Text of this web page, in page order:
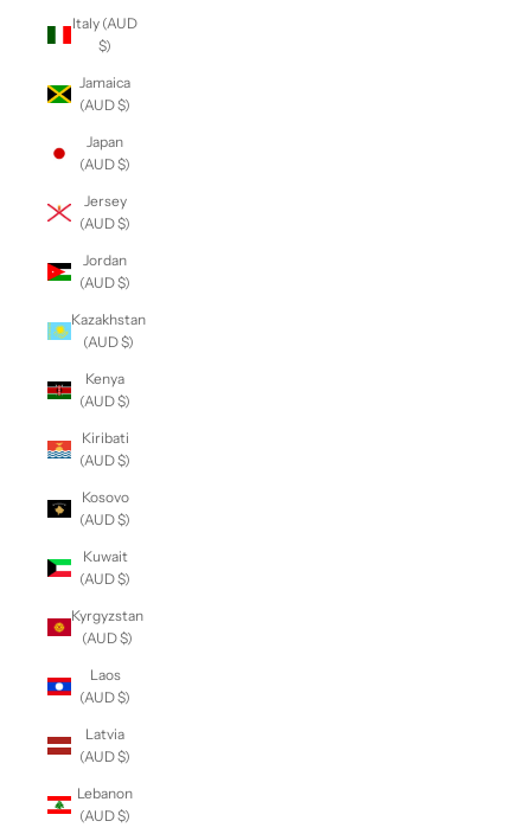
Italy (AUD
$)
Jamaica
(AUD $)
Japan
(AUD $)
Jersey
(AUD $)
Jordan
(AUD $)
Kazakhstan
(AUD $)
Kenya
(AUD $)
Kiribati
(AUD $)
Kosovo
(AUD $)
Kuwait
(AUD $)
Kyrgyzstan
(AUD $)
Laos
(AUD $)
Latvia
(AUD $)
Lebanon
(AUD $)